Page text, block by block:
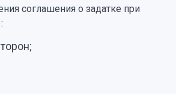
соглашения о задатке при